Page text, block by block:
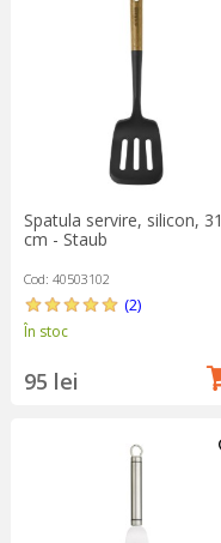
Spatula servire, silicon, 31
cm - Staub
Cod: 40503102
(2)
În stoc
95 lei